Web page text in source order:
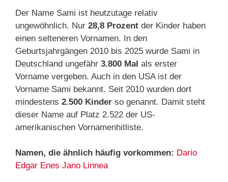
Der Name Sami ist heutzutage relativ
ungewöhnlich. Nur 28,8 Prozent der Kinder haben
einen selteneren Vornamen. In den
Geburtsjahrgängen 2010 bis 2025 wurde Sami in
Deutschland ungefähr 3.800 Mal als erster
Vorname vergeben. Auch in den USA ist der
Vorname Sami bekannt. Seit 2010 wurden dort
mindestens 2.500 Kinder so genannt. Damit steht
dieser Name auf Platz 2.522 der US-
amerikanischen Vornamenhitliste.
Namen, die ähnlich häufig vorkommen: Dario
Edgar Enes Jano Linnea